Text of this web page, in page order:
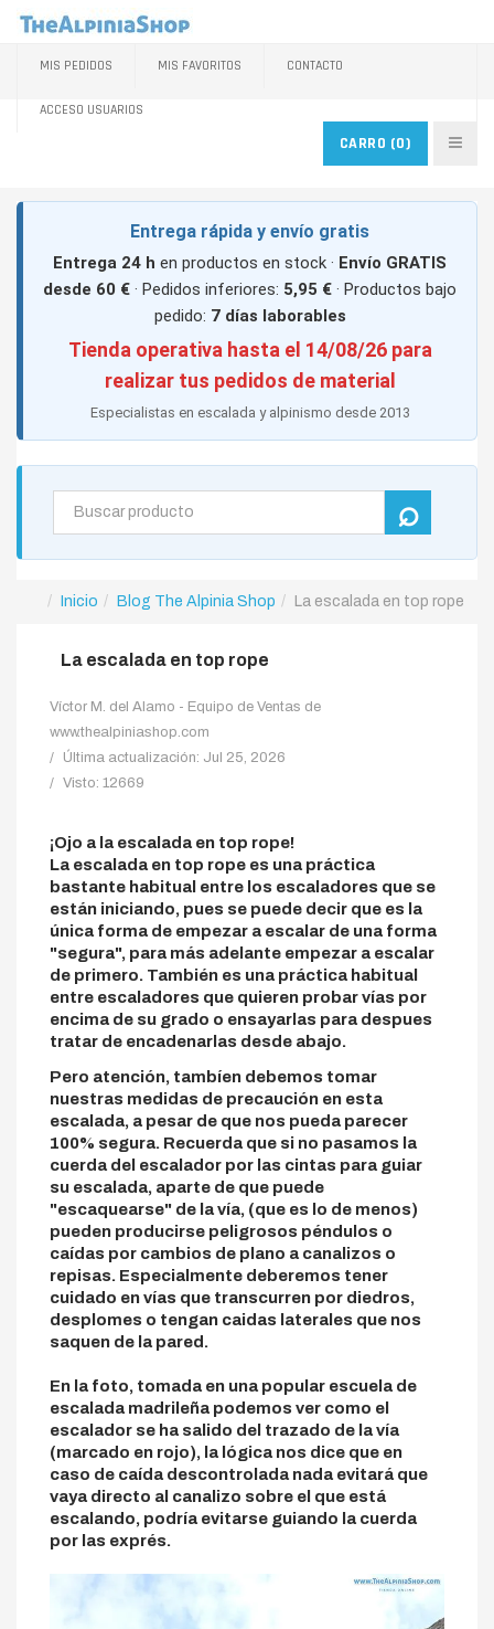
MIS PEDIDOS MIS FAVORITOS CONTACTO
ACCESO USUARIOS
CARRO (0)
Entrega rápida y envío gratis
Entrega 24 h en productos en stock · Envío GRATIS
desde 60 € · Pedidos inferiores: 5,95 € · Productos bajo
pedido: 7 días laborables
Tienda operativa hasta el 14/08/26 para
realizar tus pedidos de material
Especialistas en escalada y alpinismo desde 2013
Inicio Blog The Alpinia Shop La escalada en top rope
La escalada en top rope
Víctor M. del Alamo - Equipo de Ventas de
www.thealpiniashop.com
Última actualización: Jul 25, 2026
Visto: 12669
¡Ojo a la escalada en top rope!
La escalada en top rope es una práctica
bastante habitual entre los escaladores que se
están iniciando, pues se puede decir que es la
única forma de empezar a escalar de una forma
"segura", para más adelante empezar a escalar
de primero. También es una práctica habitual
entre escaladores que quieren probar vías por
encima de su grado o ensayarlas para despues
tratar de encadenarlas desde abajo.
Pero atención, tambíen debemos tomar
nuestras medidas de precaución en esta
escalada, a pesar de que nos pueda parecer
100% segura. Recuerda que si no pasamos la
cuerda del escalador por las cintas para guiar
su escalada, aparte de que puede
"escaquearse" de la vía, (que es lo de menos)
pueden producirse peligrosos péndulos o
caídas por cambios de plano a canalizos o
repisas. Especialmente deberemos tener
cuidado en vías que transcurren por diedros,
desplomes o tengan caidas laterales que nos
saquen de la pared.
En la foto, tomada en una popular escuela de
escalada madrileña podemos ver como el
escalador se ha salido del trazado de la vía
(marcado en rojo), la lógica nos dice que en
caso de caída descontrolada nada evitará que
vaya directo al canalizo sobre el que está
escalando, podría evitarse guiando la cuerda
por las exprés.